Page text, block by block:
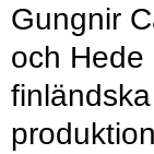
Gungnir
och Hede